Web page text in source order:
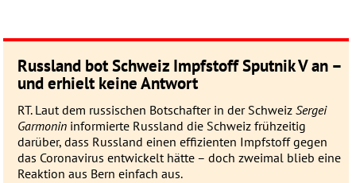
Russland bot Schweiz Impfstoff Sputnik V an –
und erhielt keine Antwort
RT. Laut dem russischen Botschafter in der Schweiz Sergei
Garmonininformierte Russ­land die Schweiz früh­zeitig
darüber, dass Russ­land einen effizienten Impf­stoff gegen
das Corona­virus ent­wickelt hätte – doch zwei­mal blieb eine
Reaktion aus Bern einfach aus.